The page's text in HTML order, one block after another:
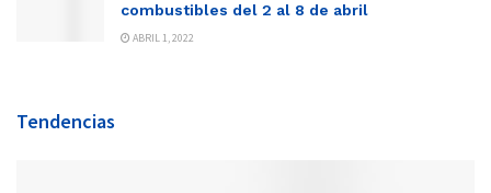
combustibles del 2 al 8 de abril
ABRIL 1, 2022
Tendencias